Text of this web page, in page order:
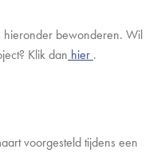
hieronder bewonderen. Wil
Klik dan hier .
voorgesteld tijdens een